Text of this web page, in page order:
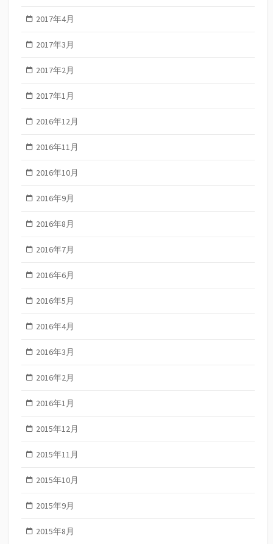
2017年4月
2017年3月
2017年2月
2017年1月
2016年12月
2016年11月
2016年10月
2016年9月
2016年8月
2016年7月
2016年6月
2016年5月
2016年4月
2016年3月
2016年2月
2016年1月
2015年12月
2015年11月
2015年10月
2015年9月
2015年8月